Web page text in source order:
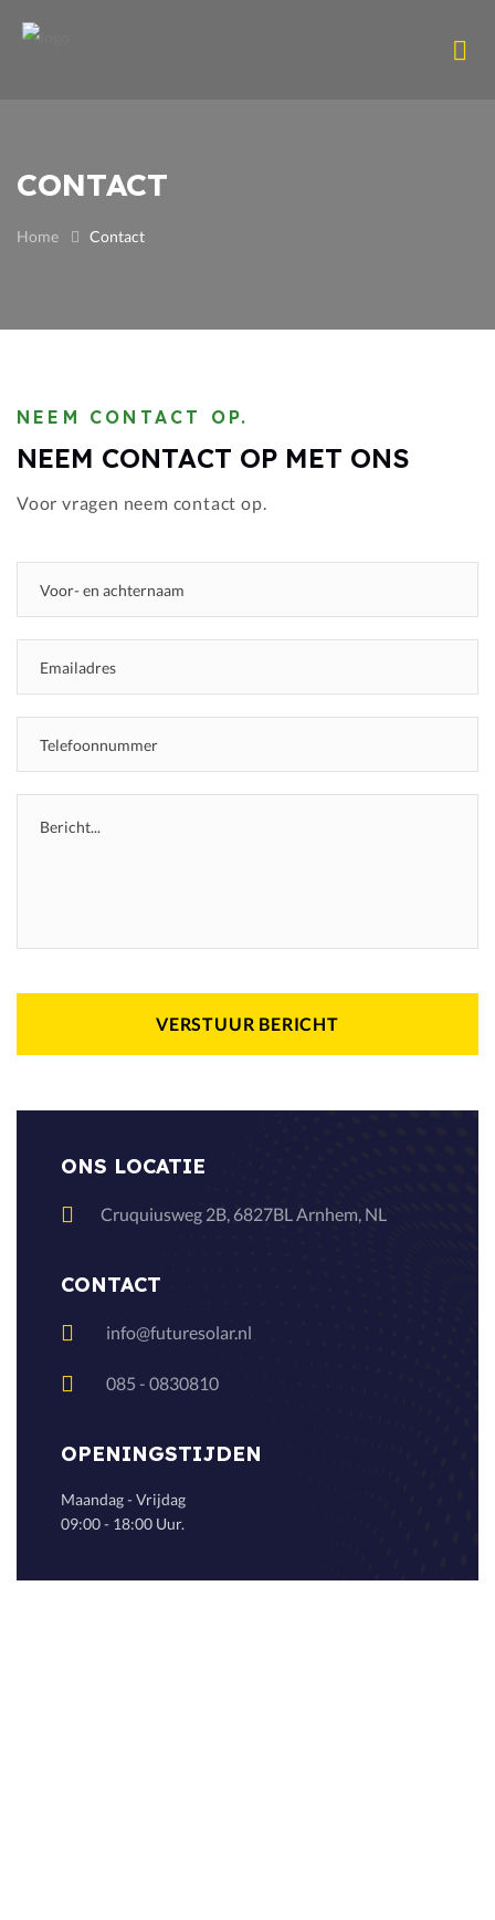
CONTACT
Home Contact
NEEM CONTACT OP.
NEEM CONTACT OP MET ONS
Voor vragen neem contact op.
ONS LOCATIE
Cruquiusweg 2B, 6827BL Arnhem, NL
CONTACT
info@futuresolar.nl
085 - 0830810
OPENINGSTIJDEN
Maandag - Vrijdag
09:00 - 18:00 Uur.